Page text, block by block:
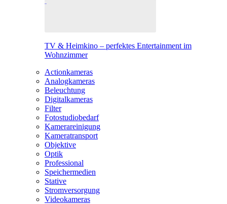
TV & Heimkino – perfektes Entertainment im
Wohnzimmer
Actionkameras
Analogkameras
Beleuchtung
Digitalkameras
Filter
Fotostudiobedarf
Kamerareinigung
Kameratransport
Objektive
Optik
Professional
Speichermedien
Stative
Stromversorgung
Videokameras